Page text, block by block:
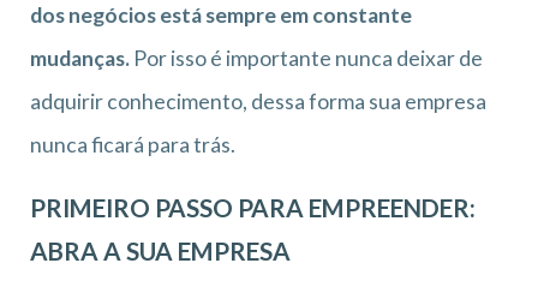
dos negócios está sempre em constante
mudanças. Por isso é importante nunca deixar de
adquirir conhecimento, dessa forma sua empresa
nunca ficará para trás.
PRIMEIRO PASSO PARA EMPREENDER:
ABRA A SUA EMPRESA